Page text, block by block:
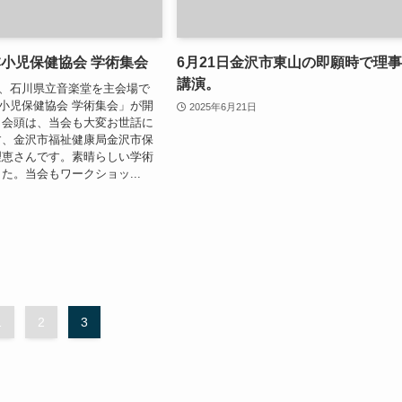
児保健協会 学術集会
石川県立音楽堂を主会場で
児保健協会 学術集会」が開
頭は、当会も大変お世話に
金沢市福祉健康局金沢市保
さんです。素晴らしい学術
。当会もワークショッ...
6月21日金沢市東山の即願時で理
講演。
2025年6月21日
2 3